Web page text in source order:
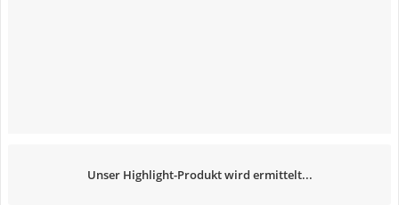
Unser Highlight-Produkt wird ermittelt...